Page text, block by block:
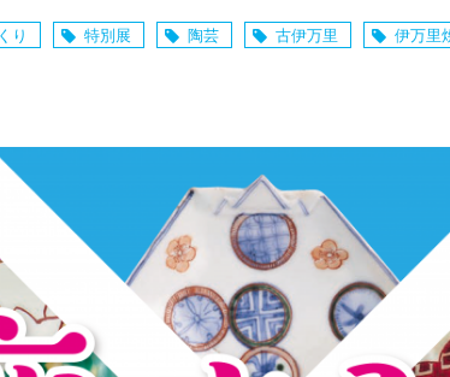
り 特別展 陶芸 古伊万里 伊万里